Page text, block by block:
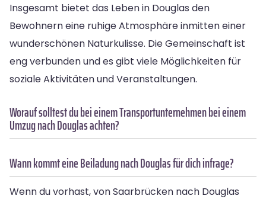
Insgesamt bietet das Leben in Douglas den
Bewohnern eine ruhige Atmosphäre inmitten einer
wunderschönen Naturkulisse. Die Gemeinschaft ist
eng verbunden und es gibt viele Möglichkeiten für
soziale Aktivitäten und Veranstaltungen.
Worauf solltest du bei einem Transportunternehmen bei einem
Umzug nach Douglas achten?
Wann kommt eine Beiladung nach Douglas für dich infrage?
Wenn du vorhast, von Saarbrücken nach Douglas